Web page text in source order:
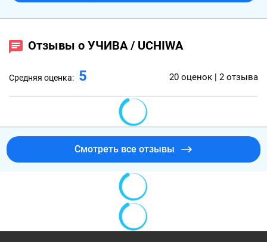
Отзывы о УЧИВА / UCHIWA
Средняя оценка: 5 20 оценок | 2 отзыва
Смотреть все отзывы